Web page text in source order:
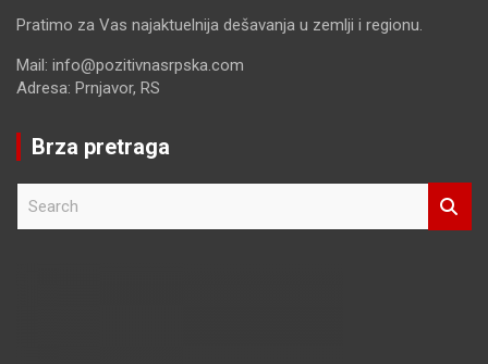
Pratimo za Vas najaktuelnija dešavanja u zemlji i regionu.
Mail: info@pozitivnasrpska.com
Adresa: Prnjavor, RS
Brza pretraga